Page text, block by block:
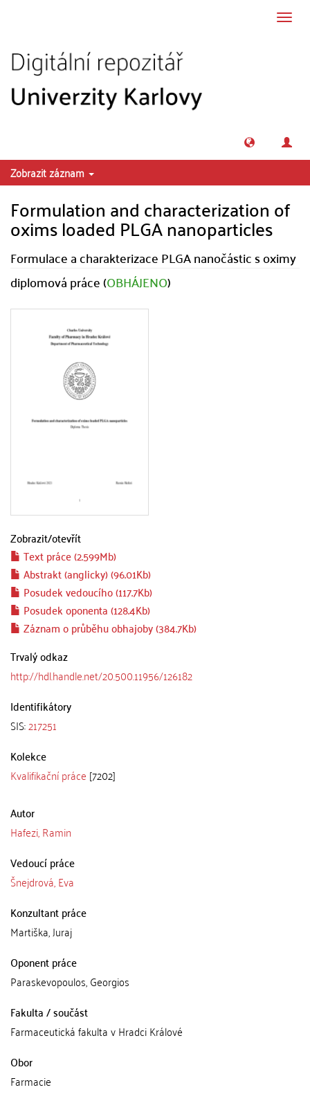
Zobrazit záznam
Formulation and characterization of
oxims loaded PLGA nanoparticles
Formulace a charakterizace PLGA nanočástic s oximy
diplomová práce (OBHÁJENO)
Zobrazit/otevřít
Text práce (2.599Mb)
Abstrakt (anglicky) (96.01Kb)
Posudek vedoucího (117.7Kb)
Posudek oponenta (128.4Kb)
Záznam o průběhu obhajoby (384.7Kb)
Trvalý odkaz
http://hdl.handle.net/20.500.11956/126182
Identifikátory
SIS:217251
Kolekce
Kvalifikační práce [7202]
Autor
Hafezi, Ramin
Vedoucí práce
Šnejdrová, Eva
Konzultant práce
Martiška, Juraj
Oponent práce
Paraskevopoulos, Georgios
Fakulta / součást
Farmaceutická fakulta v Hradci Králové
Obor
Farmacie